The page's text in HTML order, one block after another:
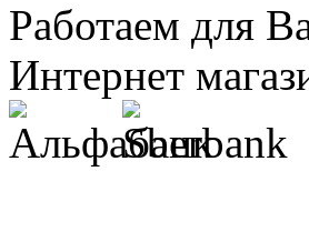
Работаем для
Интернет